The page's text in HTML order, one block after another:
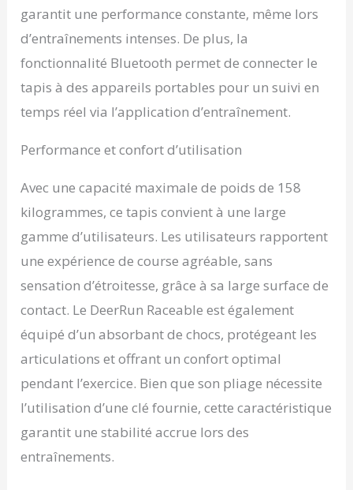
garantit une performance constante, même lors
d’entraînements intenses. De plus, la
fonctionnalité Bluetooth permet de connecter le
tapis à des appareils portables pour un suivi en
temps réel via l’application d’entraînement.
Performance et confort d’utilisation
Avec une capacité maximale de poids de 158
kilogrammes, ce tapis convient à une large
gamme d’utilisateurs. Les utilisateurs rapportent
une expérience de course agréable, sans
sensation d’étroitesse, grâce à sa large surface de
contact. Le DeerRun Raceable est également
équipé d’un absorbant de chocs, protégeant les
articulations et offrant un confort optimal
pendant l’exercice. Bien que son pliage nécessite
l’utilisation d’une clé fournie, cette caractéristique
garantit une stabilité accrue lors des
entraînements.